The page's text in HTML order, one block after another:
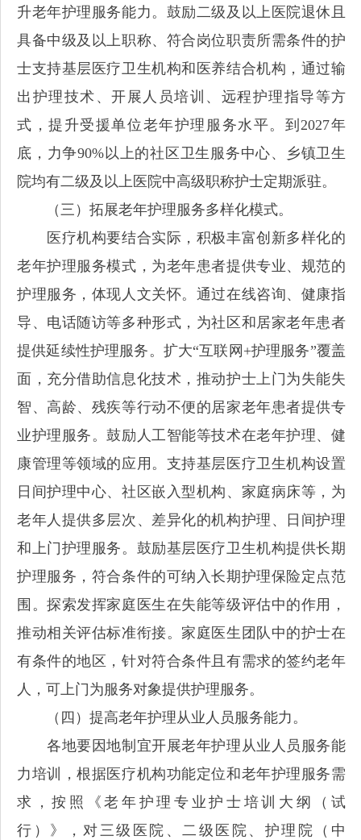
升老年护理服务能力。鼓励二级及以上医院退休且
具备中级及以上职称、符合岗位职责所需条件的护
士支持基层医疗卫生机构和医养结合机构，通过输
出护理技术、开展人员培训、远程护理指导等方
式，提升受援单位老年护理服务水平。到2027年
底，力争90%以上的社区卫生服务中心、乡镇卫生
院均有二级及以上医院中高级职称护士定期派驻。
（三）拓展老年护理服务多样化模式。
医疗机构要结合实际，积极丰富创新多样化的
老年护理服务模式，为老年患者提供专业、规范的
护理服务，体现人文关怀。通过在线咨询、健康指
导、电话随访等多种形式，为社区和居家老年患者
提供延续性护理服务。扩大“互联网+护理服务”覆盖
面，充分借助信息化技术，推动护士上门为失能失
智、高龄、残疾等行动不便的居家老年患者提供专
业护理服务。鼓励人工智能等技术在老年护理、健
康管理等领域的应用。支持基层医疗卫生机构设置
日间护理中心、社区嵌入型机构、家庭病床等，为
老年人提供多层次、差异化的机构护理、日间护理
和上门护理服务。鼓励基层医疗卫生机构提供长期
护理服务，符合条件的可纳入长期护理保险定点范
围。探索发挥家庭医生在失能等级评估中的作用，
推动相关评估标准衔接。家庭医生团队中的护士在
有条件的地区，针对符合条件且有需求的签约老年
人，可上门为服务对象提供护理服务。
（四）提高老年护理从业人员服务能力。
各地要因地制宜开展老年护理从业人员服务能
力培训，根据医疗机构功能定位和老年护理服务需
求，按照《老年护理专业护士培训大纲（试
行）》，对三级医院、二级医院、护理院（中